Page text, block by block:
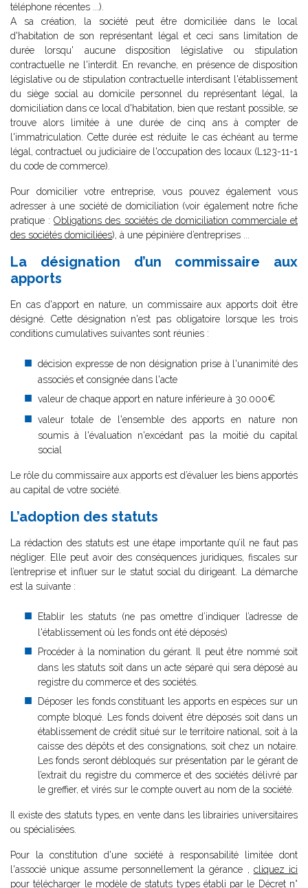
téléphone récentes ...).
A sa création, la société peut être domiciliée dans le local
d'habitation de son représentant légal et ceci sans limitation de
durée lorsqu' aucune disposition législative ou stipulation
contractuelle ne l'interdit. En revanche, en présence de disposition
législative ou de stipulation contractuelle interdisant l'établissement
du siège social au domicile personnel du représentant légal, la
domiciliation dans ce local d'habitation, bien que restant possible, se
trouve alors limitée à une durée de cinq ans à compter de
l'immatriculation. Cette durée est réduite le cas échéant au terme
légal, contractuel ou judiciaire de l'occupation des locaux (L123-11-1
du code de commerce).
Pour domicilier votre entreprise, vous pouvez également vous
adresser à une société de domiciliation (voir également notre fiche
pratique :Obligations des sociétés de domiciliation commerciale et
des sociétés domiciliées), à une pépinière d’entreprises ...
La désignation d’un commissaire aux
apports
En cas d'apport en nature, un commissaire aux apports doit être
désigné. Cette désignation n'est pas obligatoire lorsque les trois
conditions cumulatives suivantes sont réunies :
décision expresse de non désignation prise à l'unanimité des
associés et consignée dans l'acte
valeur de chaque apport en nature inférieure à 30.000€
valeur totale de l'ensemble des apports en nature non
soumis à l'évaluation n'excédant pas la moitié du capital
social
Le rôle du commissaire aux apports est d’évaluer les biens apportés
au capital de votre société.
L’adoption des statuts
La rédaction des statuts est une étape importante qu’il ne faut pas
négliger. Elle peut avoir des conséquences juridiques, fiscales sur
l’entreprise et influer sur le statut social du dirigeant. La démarche
est la suivante :
Etablir les statuts (ne pas omettre d’indiquer l’adresse de
l'établissement où les fonds ont été déposés)
Procéder à la nomination du gérant. Il peut être nommé soit
dans les statuts soit dans un acte séparé qui sera déposé au
registre du commerce et des sociétés.
Déposer les fonds constituant les apports en espèces sur un
compte bloqué. Les fonds doivent être déposés soit dans un
établissement de crédit situé sur le territoire national, soit à la
caisse des dépôts et des consignations, soit chez un notaire.
Les fonds seront débloqués sur présentation par le gérant de
l’extrait du registre du commerce et des sociétés délivré par
le greffier, et virés sur le compte ouvert au nom de la société.
Il existe des statuts types, en vente dans les librairies universitaires
ou spécialisées.
Pour la constitution d'une société à responsabilité limitée dont
l'associé unique assume personnellement la gérance , cliquez ici
pour télécharger le modèle de statuts types établi par le Décret n°